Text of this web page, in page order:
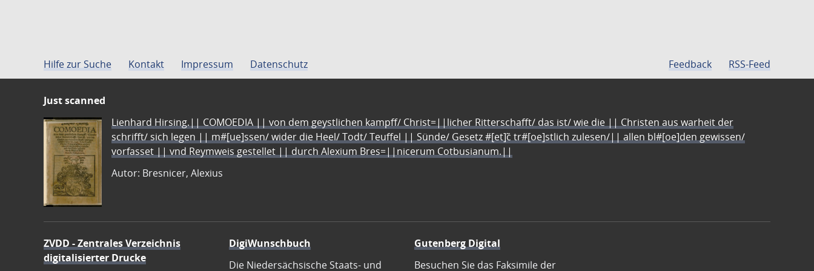
Hilfe zur Suche Kontakt Impressum Datenschutz Feedback RSS-Feed
Just scanned
Lienhard Hirsing.|| COMOEDIA || von dem geystlichen kampff/ Christ=||licher Ritterschafft/ das ist/ wie die || Christen aus warheit der
schrifft/ sich legen || m#[ue]ssen/ wider die Heel/ Todt/ Teuffel || Sünde/ Gesetz #[et]c̃ tr#[oe]stlich zulesen/|| allen bl#[oe]den gewissen/
vorfasset || vnd Reymweis gestellet || durch Alexium Bres=||nicerum Cotbusianum.||
Autor: Bresnicer, Alexius
ZVDD - Zentrales Verzeichnis
digitalisierter Drucke
DigiWunschbuch
Die Niedersächsische Staats- und
Gutenberg Digital
Besuchen Sie das Faksimile der